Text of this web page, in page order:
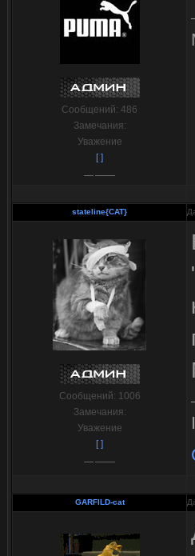
Сообщений: 486
Замечания:
Уважение
[ ]
stateline{CAT}
Сообщений: 1006
Замечания:
Уважение
[ ]
GARFILD-cat